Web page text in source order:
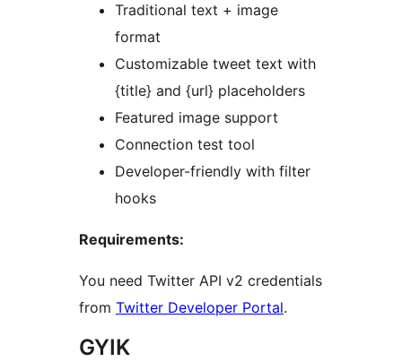
Traditional text + image
format
Customizable tweet text with
{title} and {url} placeholders
Featured image support
Connection test tool
Developer-friendly with filter
hooks
Requirements:
You need Twitter API v2 credentials
from Twitter Developer Portal.
GYIK